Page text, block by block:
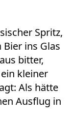
Spritz,
ins Glas
bitter,
kleiner
Als hätte
Ausflug in